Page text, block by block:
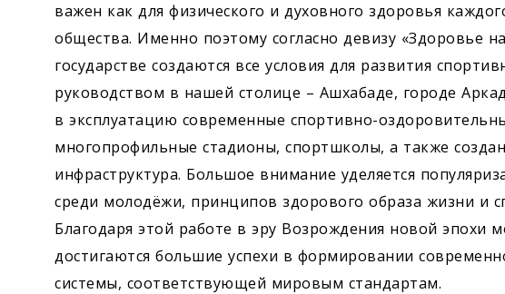
важен как для физического и духовного здоровья
общества. Именно поэтому согласно девизу «Здоровье
государстве создаются все условия для развития
руководством в нашей столице – Ашхабаде, городе
в эксплуатацию современные спортивно-
многопрофильные стадионы, спортшколы, а также
инфраструктура. Большое внимание уделяется
среди молодёжи, принципов здорового образа жизни и
Благодаря этой работе в эру Возрождения новой эпохи
достигаются большие успехи в формировании
системы, соответствующей мировым стандартам.